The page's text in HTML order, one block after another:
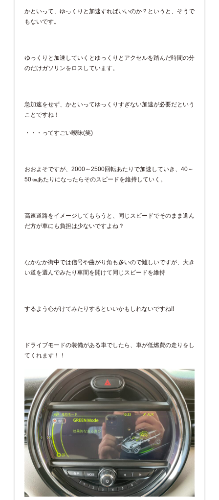
かといって、ゆっくりと加速すればいいのか？というと、そうで
もないです。
ゆっくりと加速していくとゆっくりとアクセルを踏んだ時間の分
のだけガソリンをロスしています。
急加速をせず、かといってゆっくりすぎない加速が必要だという
ことですね！
・・・ってすごい曖昧(笑)
おおよそですが、2000～2500回転あたりで加速していき、40～
50㎞あたりになったらそのスピードを維持していく。
高速道路をイメージしてもらうと、同じスピードでそのまま進ん
だ方が車にも負担は少ないですよね？
なかなか街中では信号や曲がり角も多いので難しいですが、大き
い道を選んでみたり車間を開けて同じスピードを維持
するよう心がけてみたりするといいかもしれないですね!!
ドライブモードの装備がある車でしたら、車が低燃費の走りをし
てくれます！！